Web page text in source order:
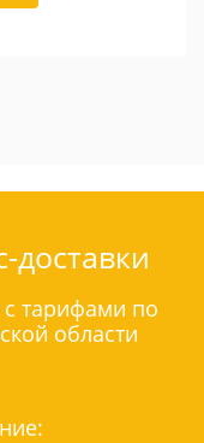
доставки
тарифами по
области